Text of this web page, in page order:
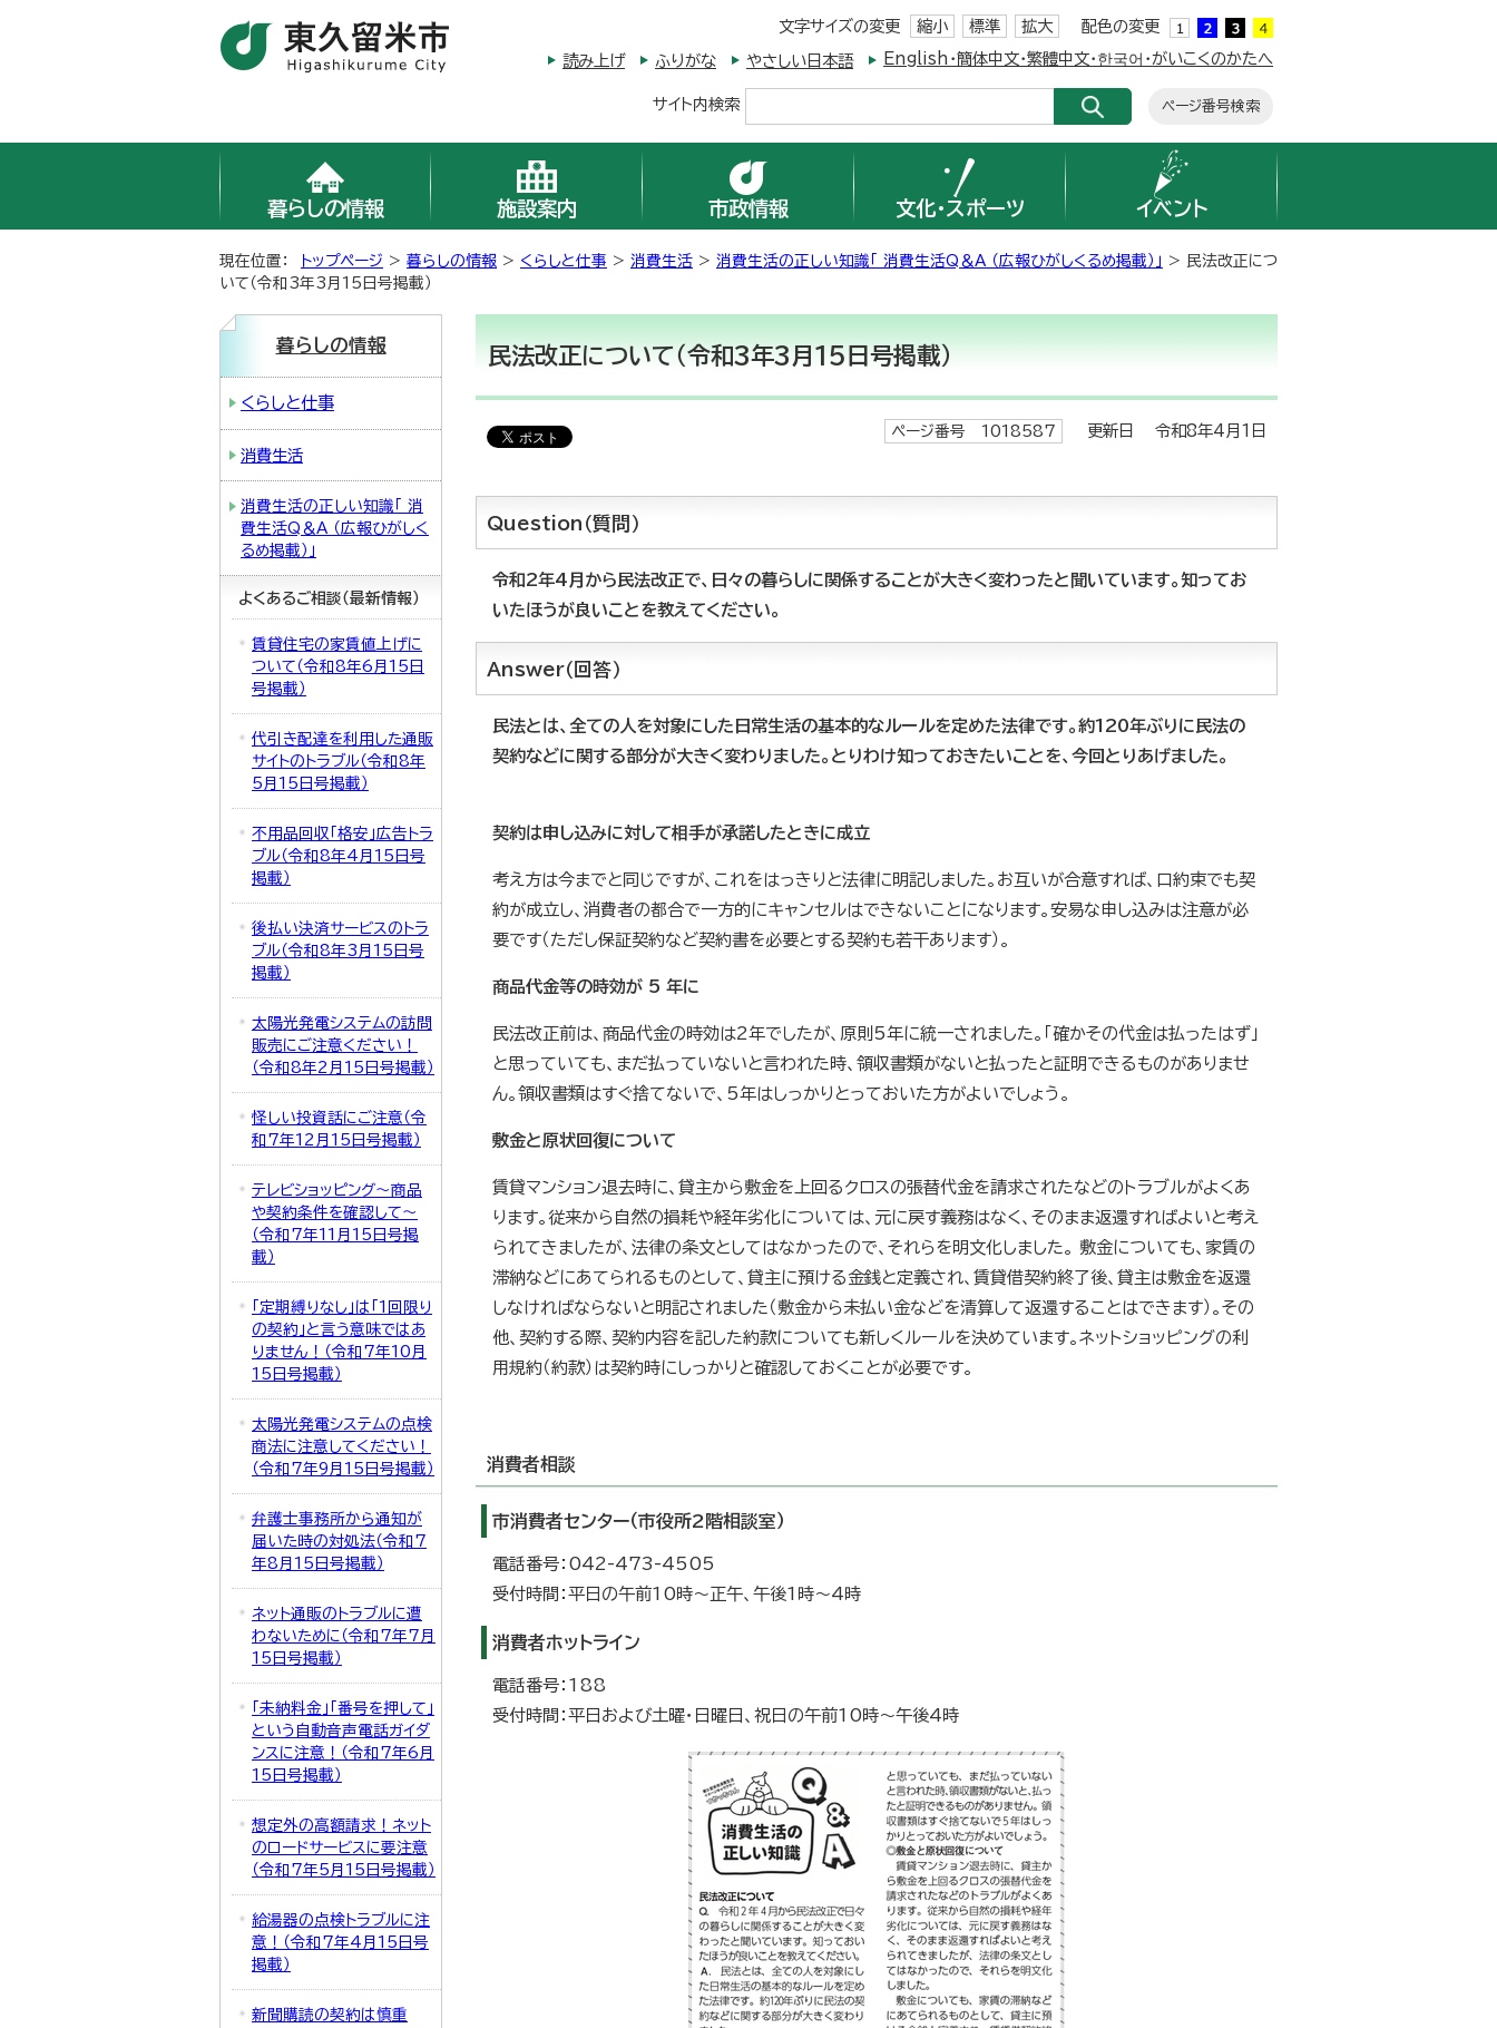
文字サイズの変更 縮小 標準 拡大 配色の変更
読み上げ ふりがな やさしい日本語 English・簡体中文・繁體中文・한국어・がいこくのかたへ
サイト内検索 ページ番号検索
暮らしの情報 施設案内 市政情報 文化・スポーツ イベント
現在位置： トップページ > 暮らしの情報 > くらしと仕事 > 消費生活 > 消費生活の正しい知識「 消費生活Q＆A （広報ひがしくるめ掲載）」 > 民法改正につ
いて（令和3年3月15日号掲載）
民法改正について（令和3年3月15日号掲載）
ページ番号 1018587 更新日 令和8年4月1日
Question（質問）
令和2年4月から民法改正で、日々の暮らしに関係することが大きく変わったと聞いています。知ってお
いたほうが良いことを教えてください。
Answer（回答）
民法とは、全ての人を対象にした日常生活の基本的なルールを定めた法律です。約120年ぶりに民法の
契約などに関する部分が大きく変わりました。とりわけ知っておきたいことを、今回とりあげました。
契約は申し込みに対して相手が承諾したときに成立
考え方は今までと同じですが、これをはっきりと法律に明記しました。お互いが合意すれば、口約束でも契
約が成立し、消費者の都合で一方的にキャンセルはできないことになります。安易な申し込みは注意が必
要です（ただし保証契約など契約書を必要とする契約も若干あります）。
商品代金等の時効が 5 年に
民法改正前は、商品代金の時効は2年でしたが、原則5年に統一されました。「確かその代金は払ったはず」
と思っていても、まだ払っていないと言われた時、領収書類がないと払ったと証明できるものがありませ
ん。領収書類はすぐ捨てないで、5年はしっかりとっておいた方がよいでしょう。
敷金と原状回復について
賃貸マンション退去時に、貸主から敷金を上回るクロスの張替代金を請求されたなどのトラブルがよくあ
ります。従来から自然の損耗や経年劣化については、元に戻す義務はなく、そのまま返還すればよいと考え
られてきましたが、法律の条文としてはなかったので、それらを明文化しました。 敷金についても、家賃の
滞納などにあてられるものとして、貸主に預ける金銭と定義され、賃貸借契約終了後、貸主は敷金を返還
しなければならないと明記されました（敷金から未払い金などを清算して返還することはできます）。その
他、契約する際、契約内容を記した約款についても新しくルールを決めています。ネットショッピングの利
用規約（約款）は契約時にしっかりと確認しておくことが必要です。
消費者相談
市消費者センター（市役所2階相談室）
電話番号：042-473-4505
受付時間：平日の午前10時～正午、午後1時～4時
消費者ホットライン
電話番号：188
受付時間：平日および土曜・日曜日、祝日の午前10時～午後4時
暮らしの情報
くらしと仕事
消費生活
消費生活の正しい知識「 消
費生活Q＆A （広報ひがしく
るめ掲載）」
よくあるご相談（最新情報）
賃貸住宅の家賃値上げに
ついて（令和8年6月15日
号掲載）
代引き配達を利用した通販
サイトのトラブル（令和8年
5月15日号掲載）
不用品回収「格安」広告トラ
ブル（令和8年4月15日号
掲載）
後払い決済サービスのトラ
ブル（令和8年3月15日号
掲載）
太陽光発電システムの訪問
販売にご注意ください！
（令和8年2月15日号掲載）
怪しい投資話にご注意（令
和7年12月15日号掲載）
テレビショッピング～商品
や契約条件を確認して～
（令和7年11月15日号掲
載）
「定期縛りなし」は「1回限り
の契約」と言う意味ではあ
りません！（令和7年10月
15日号掲載）
太陽光発電システムの点検
商法に注意してください！
（令和7年9月15日号掲載）
弁護士事務所から通知が
届いた時の対処法（令和7
年8月15日号掲載）
ネット通販のトラブルに遭
わないために（令和7年7月
15日号掲載）
「未納料金」「番号を押して」
という自動音声電話ガイダ
ンスに注意！（令和7年6月
15日号掲載）
想定外の高額請求！ネット
のロードサービスに要注意
（令和7年5月15日号掲載）
給湯器の点検トラブルに注
意！（令和7年4月15日号
掲載）
新聞購読の契約は慎重